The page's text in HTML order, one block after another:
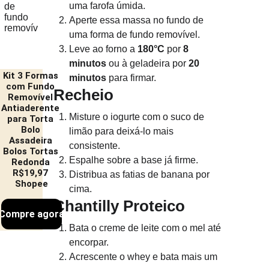
uma farofa úmida.
Aperte essa massa no fundo de
uma forma de fundo removível.
Leve ao forno a 180°C por 8
minutos ou à geladeira por 20
minutos para firmar.
Recheio
Misture o iogurte com o suco de
limão para deixá-lo mais
consistente.
Espalhe sobre a base já firme.
Distribua as fatias de banana por
cima.
Chantilly Proteico
Bata o creme de leite com o mel até
encorpar.
Acrescente o whey e bata mais um
Kit 3 Formas
com Fundo
Removível
Antiaderente
para Torta
Bolo
Assadeira
Bolos Tortas
Redonda
R$19,97
Shopee
agora